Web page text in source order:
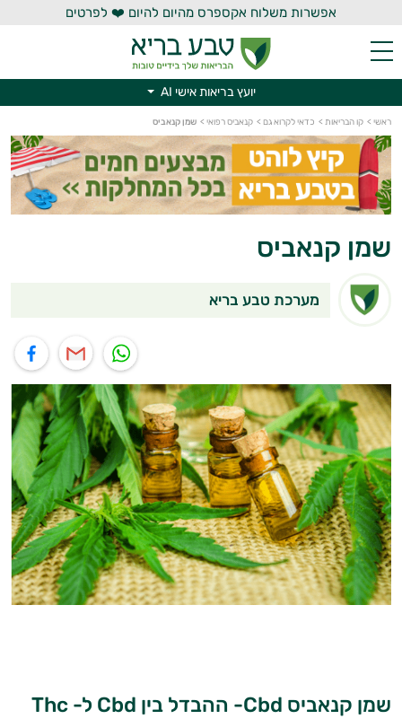
אפשרות משלוח אקספרס מהיום להיום ❤️ לפרטים
יועץ בריאות אישי AI
ראשי > קו הבריאות > כדאי לקרוא גם > קנאביס רפואי > שמן קנאביס
שמן קנאביס
מערכת טבע בריא
שמן קנאביס Cbd
- ההבדל בין Cbd ל-
Thc